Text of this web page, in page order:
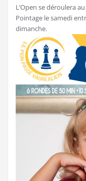
L’Open se déroulera
Pointage le samedi
dimanche.